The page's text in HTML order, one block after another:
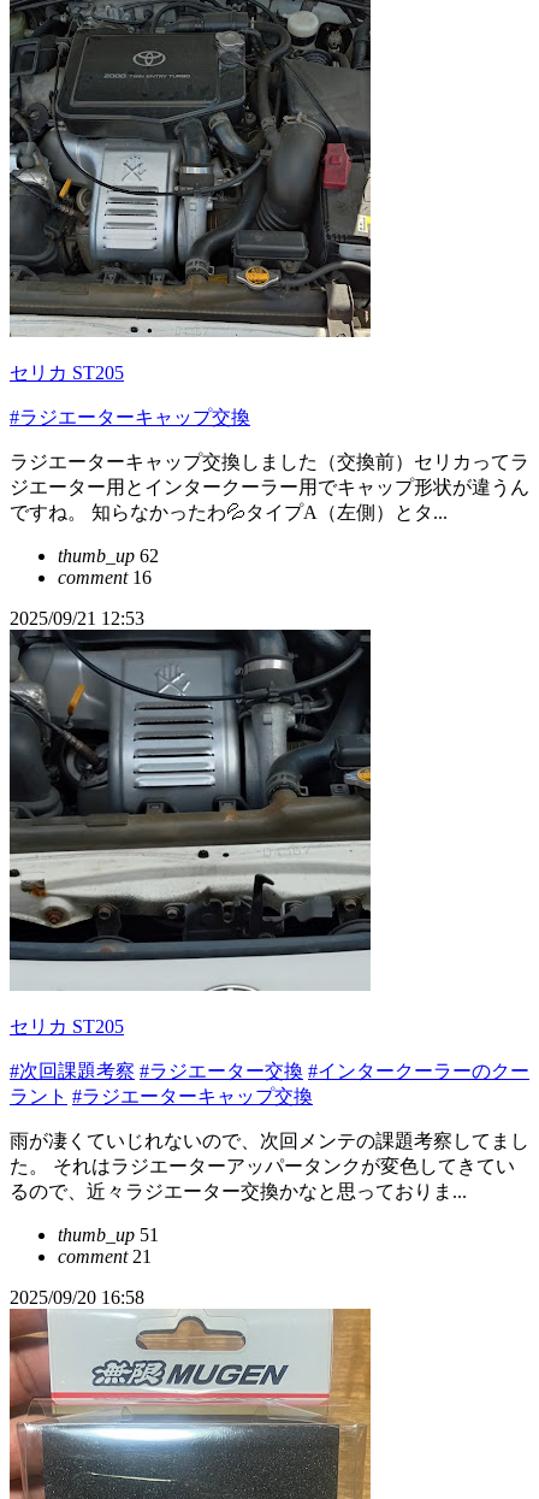
セリカ ST205
#ラジエーターキャップ交換
ラジエーターキャップ交換しました（交換前）セリカってラ
ジエーター用とインタークーラー用でキャップ形状が違うん
ですね。 知らなかったわ💦タイプA（左側）とタ...
thumb_up 62
comment16
2025/09/21 12:53
セリカ ST205
#次回課題考察 #ラジエーター交換 #インタークーラーのクー
ラント #ラジエーターキャップ交換
雨が凄くていじれないので、次回メンテの課題考察してまし
た。 それはラジエーターアッパータンクが変色してきてい
るので、近々ラジエーター交換かなと思っておりま...
thumb_up 51
comment21
2025/09/20 16:58